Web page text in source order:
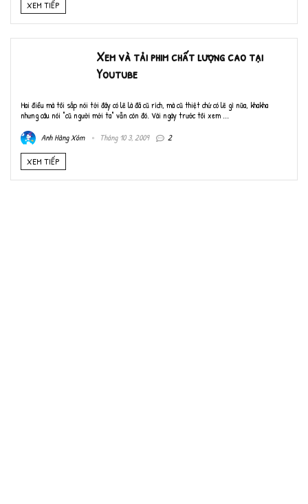
XEM TIẾP
Xem và tải phim chất lượng cao tại
Youtube
Hai điều mà tôi sắp nói tới đây có lẽ là đã cũ rích, mà cũ thiệt chứ có lẽ gì nữa, khakha
nhưng câu nói "cũ người mới ta" vẫn còn đó. Vài ngày trước tôi xem ...
Anh Hàng Xóm
Tháng 10 3, 2009 2
XEM TIẾP